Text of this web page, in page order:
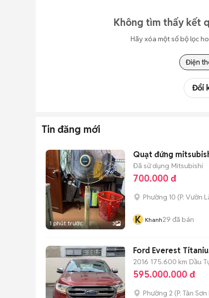
Không tìm thấy kết
Hãy xóa một số bộ lọc
Điện
Đổi
Tin đăng mới
1 phút trước 3
Quạt đứng
Đã sử dụng Mitsubishi
700.000 đ
Phường 10 (P. Vườn
K Khanh29 đã bán
Ford Everest
2016 175.600 km Dầu
595.000.000 đ
Phường 2 (P. Tân